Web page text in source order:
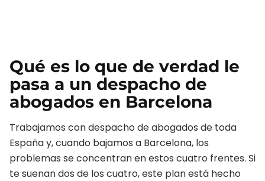
Qué es lo que de verdad le
pasa a un despacho de
abogados en Barcelona
Trabajamos condespacho de abogados de toda
España y, cuando bajamos a Barcelona, los
problemas se concentran en estos cuatro frentes. Si
te suenan dos de los cuatro, este plan está hecho